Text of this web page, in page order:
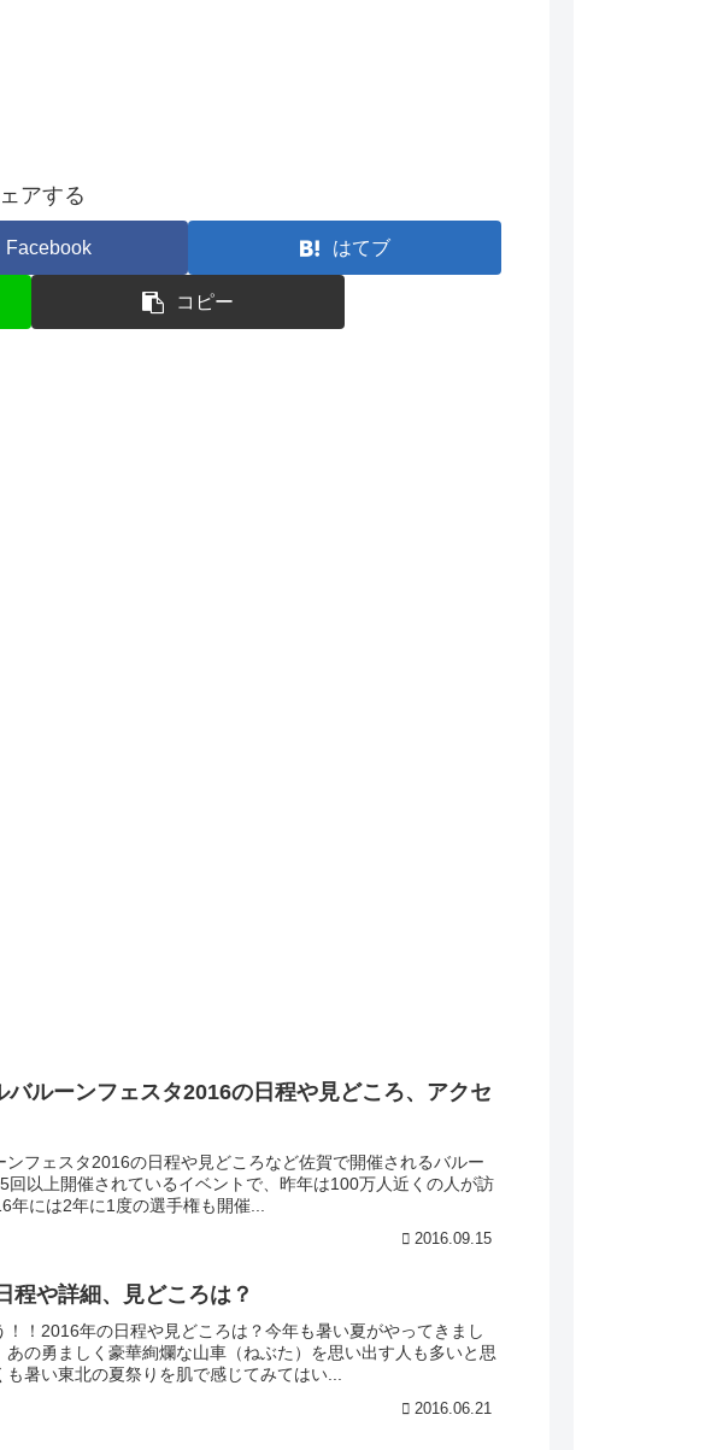
アする
Facebook はてブ
コピー
ルーンフェスタ2016の日程や見どころ、アクセ
フェスタ2016の日程や見どころなど佐賀で開催されるバルー
回以上開催されているイベントで、昨年は100万人近くの人が訪
には2年に1度の選手権も開催...
2016.09.15
程や詳細、見どころは？
！2016年の日程や見どころは？今年も暑い夏がやってきまし
の勇ましく豪華絢爛な山車（ねぶた）を思い出す人も多いと思
暑い東北の夏祭りを肌で感じてみてはい...
2016.06.21